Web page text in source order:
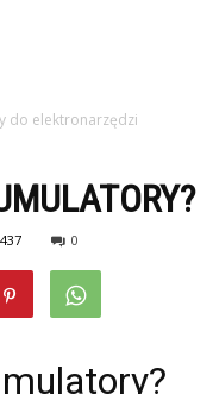
do elektronarzędzi
437 0